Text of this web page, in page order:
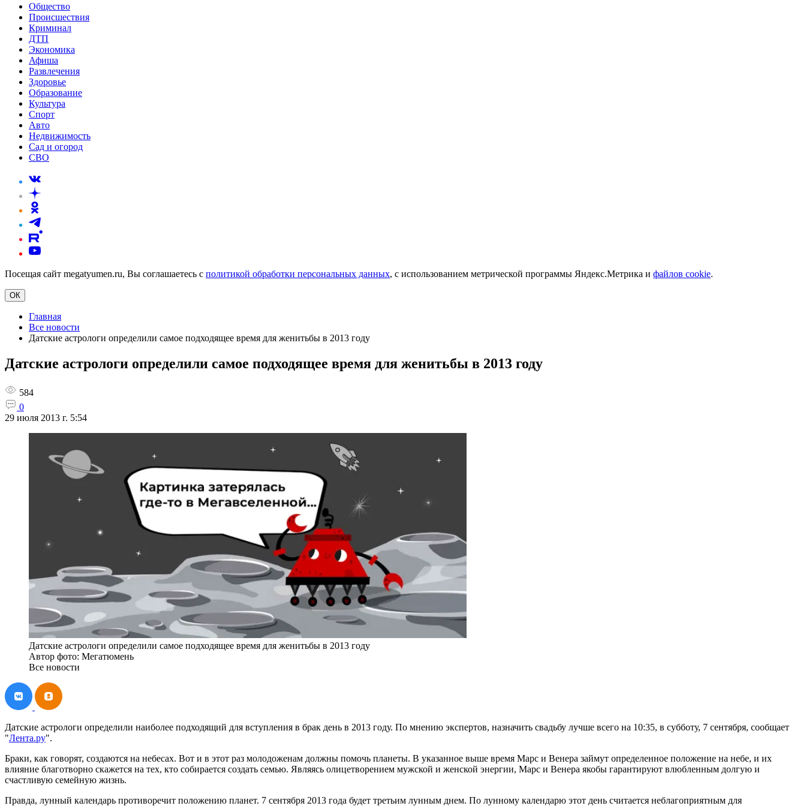
Общество
Происшествия
Криминал
ДТП
Экономика
Афиша
Развлечения
Здоровье
Образование
Культура
Спорт
Авто
Недвижимость
Сад и огород
СВО
Посещая сайт megatyumen.ru, Вы соглашаетесь с политикой обработки персональных данных, с использованием метрической программы Яндекс.Метрика и файлов cookie.
ОК
Главная
Все новости
Датские астрологи определили самое подходящее время для женитьбы в 2013 году
Датские астрологи определили самое подходящее время для женитьбы в 2013 году
584
0
29 июля 2013 г. 5:54
Датские астрологи определили самое подходящее время для женитьбы в 2013 году
Автор фото: Мегатюмень
Все новости
Датские астрологи определили наиболее подходящий для вступления в брак день в 2013 году. По мнению экспертов, назначить свадьбу лучше всего на 10:35, в субботу, 7 сентября, сообщает
"Лента.ру".
Браки, как говорят, создаются на небесах. Вот и в этот раз молодоженам должны помочь планеты. В указанное выше время Марс и Венера займут определенное положение на небе, и их
влияние благотворно скажется на тех, кто собирается создать семью. Являясь олицетворением мужской и женской энергии, Марс и Венера якобы гарантируют влюбленным долгую и
счастливую семейную жизнь.
Правда, лунный календарь противоречит положению планет. 7 сентября 2013 года будет третьим лунным днем. По лунному календарю этот день считается неблагоприятным для